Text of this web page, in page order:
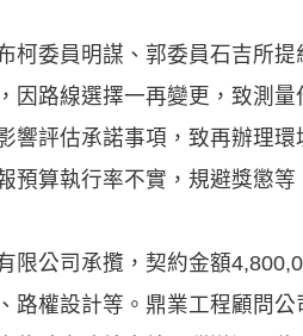
委員明謀、郭委員石吉所
路線選擇一再變更，致測
評估承諾事項，致再辦理
算執行率不實，規避獎懲
公司承攬，契約金額
權設計等。鼎業工程顧問